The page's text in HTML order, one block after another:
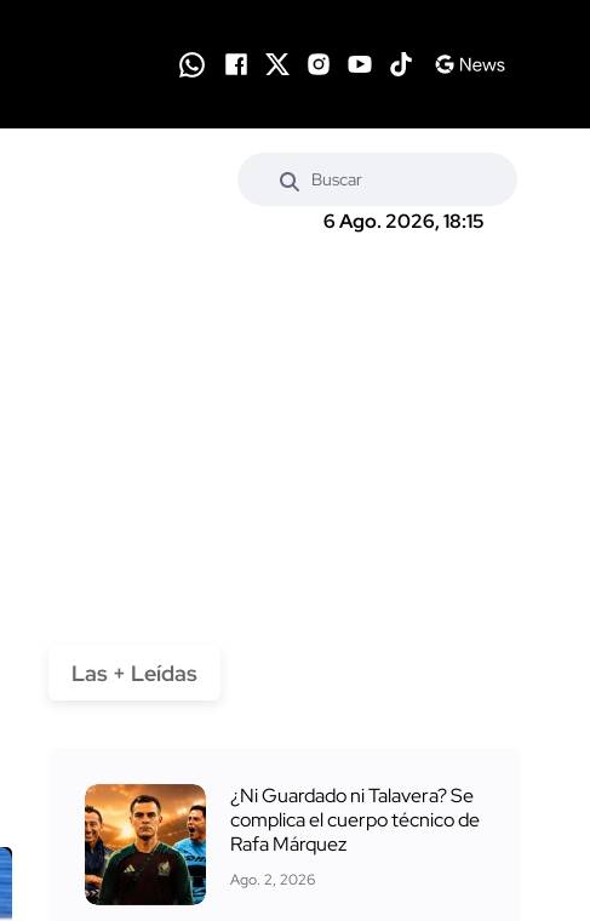
6 Ago. 2026, 18:15
Las + Leídas
¿Ni Guardado ni Talavera? Se
complica el cuerpo técnico de
Rafa Márquez
Ago. 2, 2026